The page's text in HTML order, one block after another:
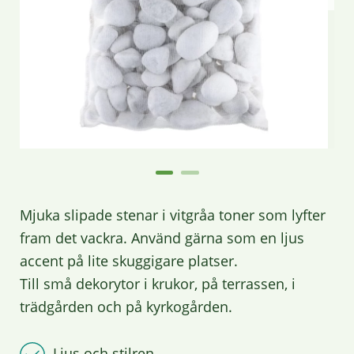
Mjuka slipade stenar i vitgråa toner som lyfter
fram det vackra. Använd gärna som en ljus
accent på lite skuggigare platser.
Till små dekorytor i krukor, på terrassen, i
trädgården och på kyrkogården.